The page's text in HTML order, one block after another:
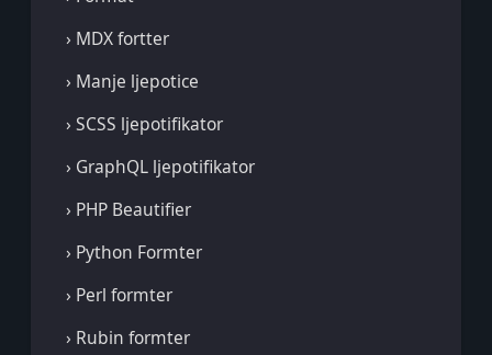
› MDX fortter
› Manje ljepotice
› SCSS ljepotifikator
› GraphQL ljepotifikator
› PHP Beautifier
› Python Formter
› Perl formter
› Rubin formter